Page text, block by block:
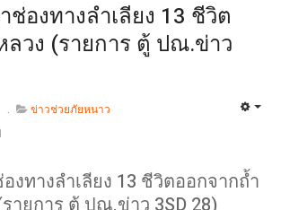
องทางลำเลียง 13 ชีวิต
ลวง (รายการ ตู้ ปณ.ข่าว
ข่าวช่วยภัยหนาว
งทางลำเลียง 13 ชีวิตออกจากถ้ำ
ายการ ตู้ ปณ.ข่าว 3SD 28)